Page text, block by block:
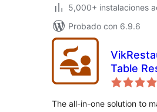
5,000+ instalaciones
Probado con 6.9.6
Table
and
The all-in-one solution to